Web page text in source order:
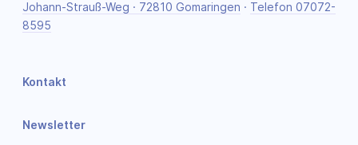
Johann-Strauß-Weg · 72810 Gomaringen · Telefon 07072-
8595
Kontakt
Newsletter